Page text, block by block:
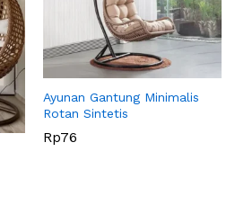
Ayunan Gantung Minimalis
Rotan Sintetis
Rp76